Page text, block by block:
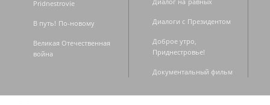
Pridnestrovie
В путь! По-новому
Великая Отечественная
война
Диалоги с Президентом
Доброе утро,
Приднестровье!
Документальный фильм